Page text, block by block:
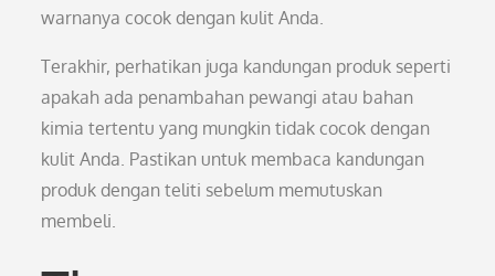
warnanya cocok dengan kulit Anda.
Terakhir, perhatikan juga kandungan produk seperti
apakah ada penambahan pewangi atau bahan
kimia tertentu yang mungkin tidak cocok dengan
kulit Anda. Pastikan untuk membaca kandungan
produk dengan teliti sebelum memutuskan
membeli.